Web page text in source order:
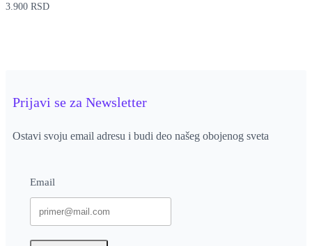
3.900 RSD
Prijavi se za Newsletter
Ostavi svoju email adresu i budi deo našeg obojenog sveta
Email